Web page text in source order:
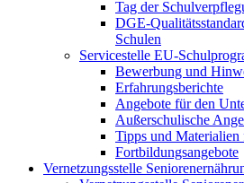
Tag der
DGE-
Schulen
Servicestelle EU-
Bewerbung und
Erfahrungsberichte
Angebote für den
Außerschulische
Tipps und
Fortbildungsangebote
Vernetzungsstelle